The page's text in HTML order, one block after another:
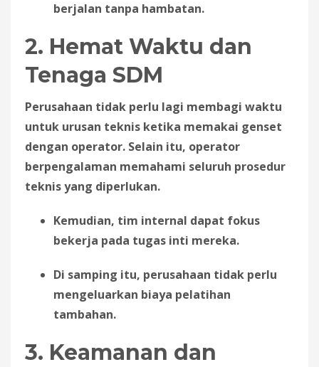
berjalan tanpa hambatan.
2. Hemat Waktu dan
Tenaga SDM
Perusahaan tidak perlu lagi membagi waktu
untuk urusan teknis ketika memakai genset
dengan operator. Selain itu, operator
berpengalaman memahami seluruh prosedur
teknis yang diperlukan.
Kemudian, tim internal dapat fokus
bekerja pada tugas inti mereka.
Di samping itu, perusahaan tidak perlu
mengeluarkan biaya pelatihan
tambahan.
3. Keamanan dan